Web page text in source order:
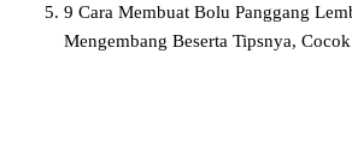
9 Cara Membuat Bolu Panggang
Mengembang Beserta Tipsnya,